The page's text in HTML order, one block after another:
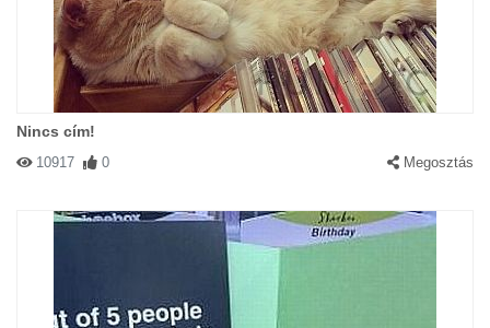
Nincs cím!
10917 0 Megosztás